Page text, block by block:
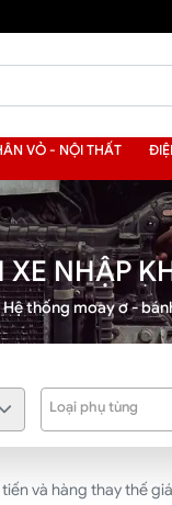
VỎ - NỘI THẤT
NHẬP
Hệ thống moay ơ -
Loại phụ tùng
và hàng thay thế